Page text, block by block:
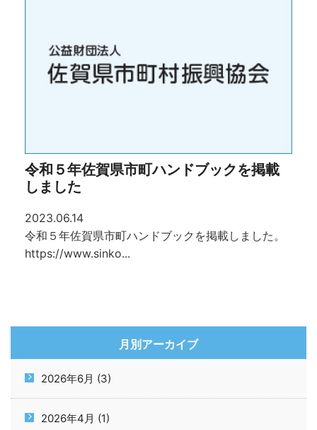
令和５年佐賀県市町ハンドブックを掲載
しました
2023.06.14
令和５年佐賀県市町ハンドブックを掲載しました。
https://www.sinko...
月別アーカイブ
2026年6月 (3)
2026年4月 (1)